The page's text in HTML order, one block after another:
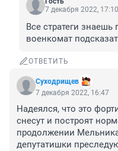
7 декабря 2022, 17:10
Все стратеги
военкомат
ОТВЕТИТЬ
Суходрищев
7 декабря 2022, 16:47
Надеялся, что это
снесут и построят
продолжении
депутатишки